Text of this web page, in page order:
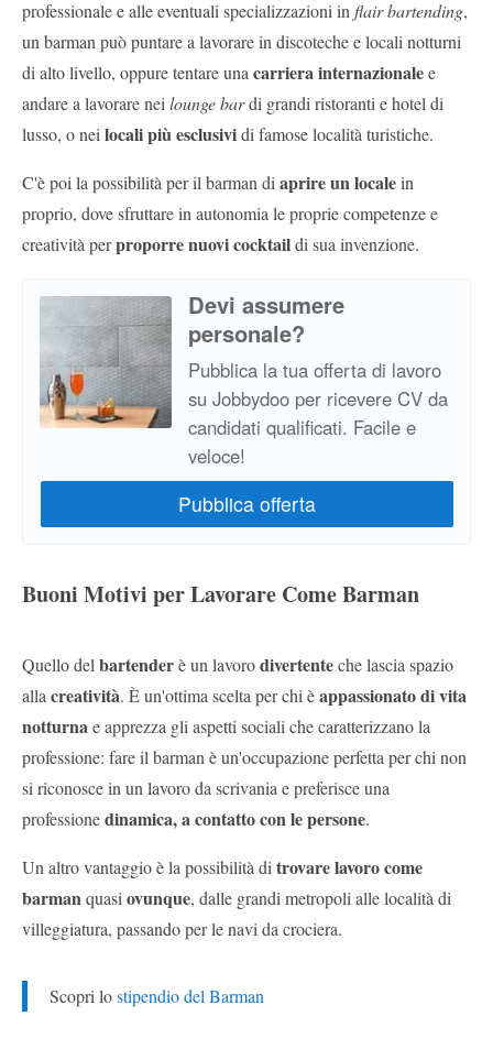
professionale e alle eventuali specializzazioni in flair bartending,
un barman può puntare a lavorare in discoteche e locali notturni
di alto livello, oppure tentare una carriera internazionalee
andare a lavorare nei lounge bardi grandi ristoranti e hotel di
lusso, o nei locali più esclusividi famose località turistiche.
C'è poi la possibilità per il barman di aprire un localein
proprio, dove sfruttare in autonomia le proprie competenze e
creatività perproporre nuovi cocktaildi sua invenzione.
Devi assumere
personale?
Pubblica la tua offerta di lavoro
su Jobbydoo per ricevere CV da
candidati qualificati. Facile e
veloce!
Buoni Motivi per Lavorare Come Barman
Quello del bartenderè un lavorodivertenteche lascia spazio
alla creatività. È un'ottima scelta per chi èappassionato di vita
notturnae apprezza gli aspetti sociali che caratterizzano la
professione: fare il barman è un'occupazione perfetta per chi non
si riconosce in un lavoro da scrivania e preferisce una
professionedinamica, a contatto con le persone.
Un altro vantaggio è la possibilità di trovare lavoro come
barmanquasi ovunque, dalle grandi metropoli alle località di
villeggiatura, passando per le navi da crociera.
Scopri lostipendio del Barman